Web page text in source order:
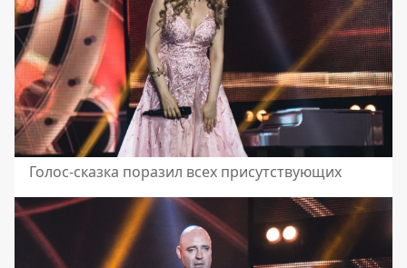
Голос-сказка поразил всех присутствующих